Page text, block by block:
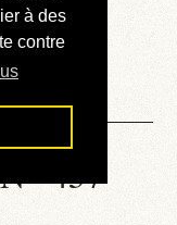
à des
contre
457